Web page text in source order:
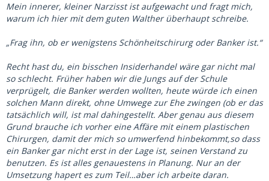
Mein innerer, kleiner Narzisst ist aufgewacht und fragt mich,
warum ich hier mit dem guten Walther überhaupt schreibe.
„Frag ihn, ob er wenigstens Schönheitschirurg oder Banker ist.“
Recht hast du, ein bisschen Insiderhandel wäre gar nicht mal
so schlecht. Früher haben wir die Jungs auf der Schule
verprügelt, die Banker werden wollten, heute würde ich einen
solchen Mann direkt, ohne Umwege zur Ehe zwingen (ob er das
tatsächlich will, ist mal dahingestellt. Aber genau aus diesem
Grund brauche ich vorher eine Affäre mit einem plastischen
Chirurgen, damit der mich so umwerfend hinbekommt,so dass
ein Banker gar nicht erst in der Lage ist, seinen Verstand zu
benutzen. Es ist alles genauestens in Planung. Nur an der
Umsetzung hapert es zum Teil…aber ich arbeite daran.